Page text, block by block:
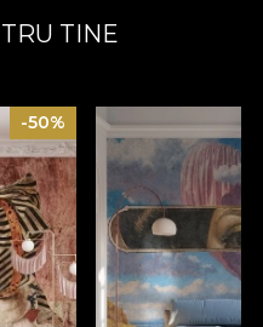
TINE
-50%